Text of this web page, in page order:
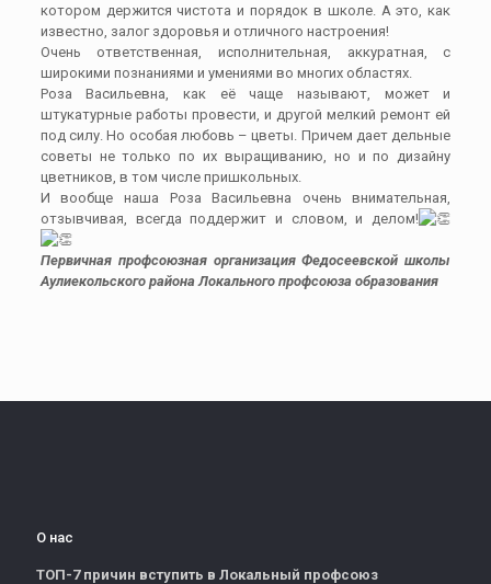
котором держится чистота и порядок в школе. А это, как
известно, залог здоровья и отличного настроения!
Очень ответственная, исполнительная, аккуратная, с
широкими познаниями и умениями во многих областях.
Роза Васильевна, как её чаще называют, может и
штукатурные работы провести, и другой мелкий ремонт ей
под силу. Но особая любовь – цветы. Причем дает дельные
советы не только по их выращиванию, но и по дизайну
цветников, в том числе пришкольных.
И вообще наша Роза Васильевна очень внимательная,
отзывчивая, всегда поддержит и словом, и делом!
Первичная профсоюзная организация Федосеевской школы
Аулиекольскогорайона Локального профсоюза образования
О нас
ТОП-7 причин вступить в Локальный профсоюз